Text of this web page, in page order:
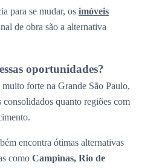
para se mudar, os imóveis
de obra são a alternativa
oportunidades?
forte na Grande São Paulo,
quanto regiões com
encontra ótimas alternativas
como Campinas, Rio de